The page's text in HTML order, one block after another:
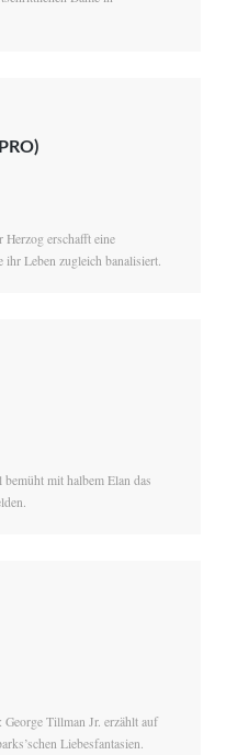
Herzog erschafft eine
ihr Leben zugleich banalisiert.
mit halbem Elan das
Tillman Jr. erzählt auf
Liebesfantasien.